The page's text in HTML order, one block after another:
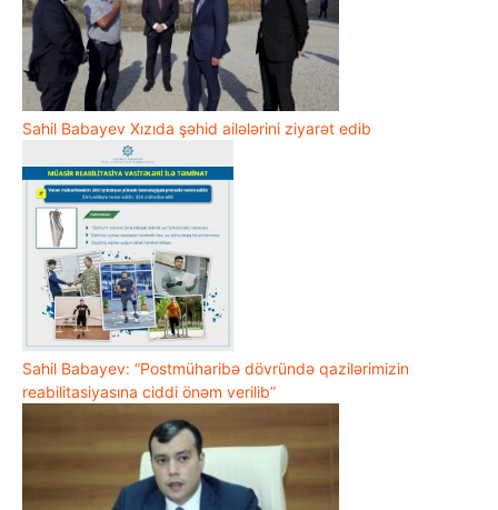
Sahil Babayev Xızıda şəhid ailələrini ziyarət edib
Sahil Babayev: “Postmüharibə dövründə qazilərimizin
reabilitasiyasına ciddi önəm verilib”